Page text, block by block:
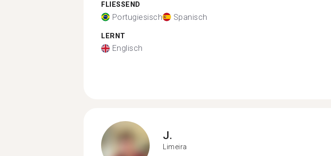
FLIESSEND
Portugiesisch Spanisch
LERNT
Englisch
J.
Limeira